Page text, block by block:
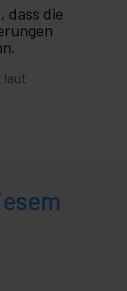
dass die
laut